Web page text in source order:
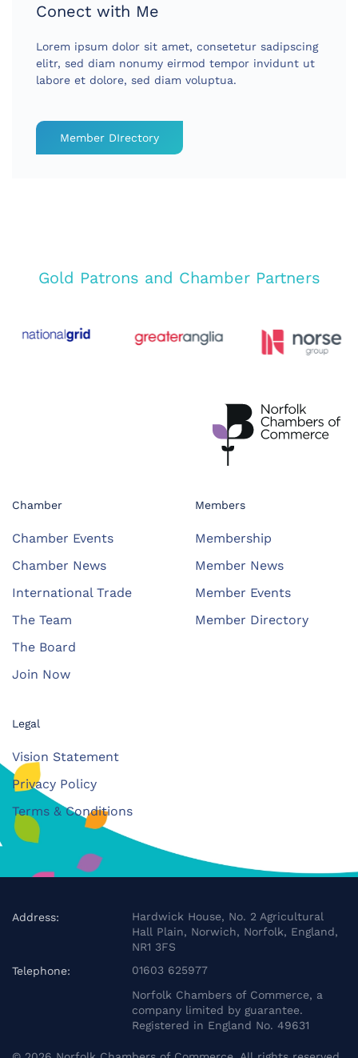
Conect with Me
Lorem ipsum dolor sit amet, consetetur sadipscing
elitr, sed diam nonumy eirmod tempor invidunt ut
labore et dolore, sed diam voluptua.
Member DIrectory
Gold Patrons and Chamber Partners
Chamber
Chamber Events
Chamber News
International Trade
The Team
The Board
Join Now
Members
Membership
Member News
Member Events
Member Directory
Legal
Vision Statement
Privacy Policy
Terms & Conditions
Address:
Hardwick House, No. 2 Agricultural
Hall Plain, Norwich, Norfolk, England,
NR1 3FS
Telephone:
01603 625977
Norfolk Chambers of Commerce, a
company limited by guarantee.
Registered in England No. 49631